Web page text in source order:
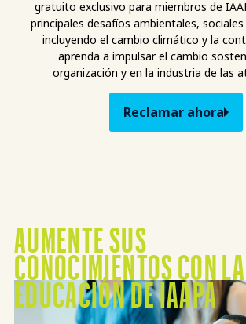
gratuito exclusivo para miembros de
principales desafíos ambientales,
incluyendo el cambio climático y la
aprenda a impulsar el cambio
organización y en la industria de las
Reclamar ahora
Misión Visión
AUMENTE SUS
CONOCIMIENTOS CON LA
EDUCACIÓN DE IAAPA